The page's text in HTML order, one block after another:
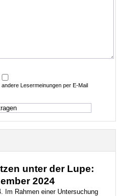
Lesermeinungen per E-Mail
unter der Lupe:
2024
Im Rahmen einer Untersuchung